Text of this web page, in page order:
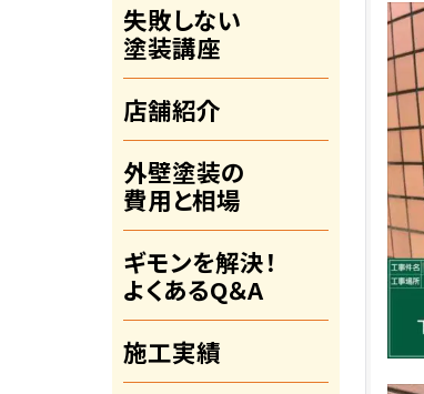
失敗しない
塗装講座
店舗紹介
外壁塗装の
費用と相場
ギモンを解決！
よくあるQ＆A
施工実績